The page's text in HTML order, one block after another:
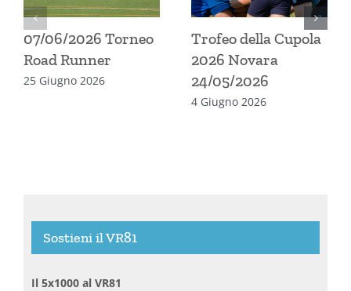
07/06/2026 Torneo
Road Runner
25 Giugno 2026
Trofeo della Cupola
2026 Novara
24/05/2026
4 Giugno 2026
Sostieni il VR81
Il 5x1000 al VR81